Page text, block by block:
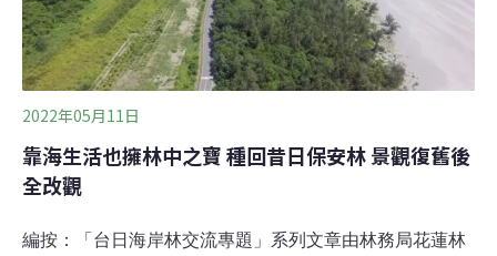
同的記憶，日本人視為國寶。然而，這種景象隨著1960年
代石油燃料興起而改觀。歷經半世紀，日本全民傾國之
力，誓言重現「虹之松原」白沙青
2022年05月11日
靠海生活也擁林中之寶 種回昔日保安林 景觀復舊後
全改觀
編按：「台日海岸林交流專題」系列文章由林務局花蓮林